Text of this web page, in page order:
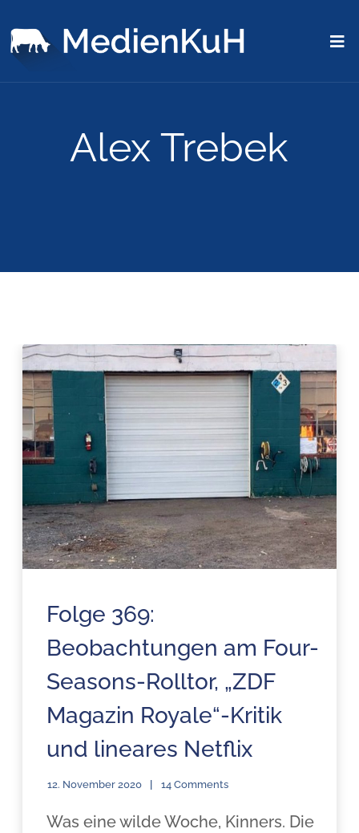
Alex Trebek
Folge 369:
Beobachtungen am Four-
Seasons-Rolltor, „ZDF
Magazin Royale“-Kritik
und lineares Netflix
12. November 2020 14 Comments
Was eine wilde Woche, Kinners. Die